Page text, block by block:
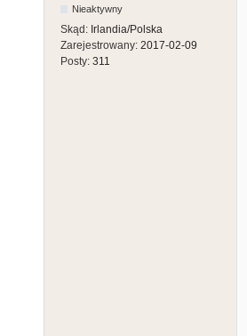
Nieaktywny
Skąd: Irlandia/Polska
Zarejestrowany: 2017-02-09
Posty: 311